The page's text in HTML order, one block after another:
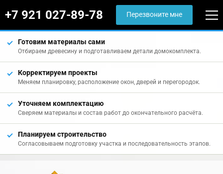
+7 921 027-89-78 Перезвоните мне
Готовим материалы сами
Отбираем древесину и подготавливаем детали домокомплекта.
Корректируем проекты
Меняем планировку, расположение окон, дверей и перегородок.
Уточняем комплектацию
Сверяем материалы и состав работ до окончательного расчёта.
Планируем строительство
Согласовываем подготовку участка и последовательность этапов.